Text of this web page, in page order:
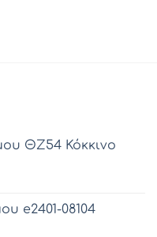
ΘZ54 Κόκκινο
e2401-08104